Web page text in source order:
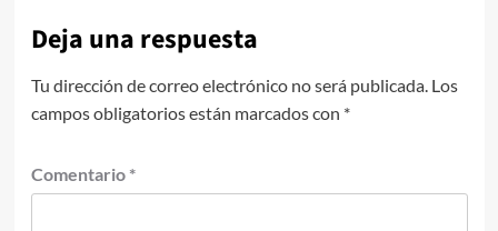
Deja una respuesta
Tu dirección de correo electrónico no será publicada. Los
campos obligatorios están marcados con *
Comentario *